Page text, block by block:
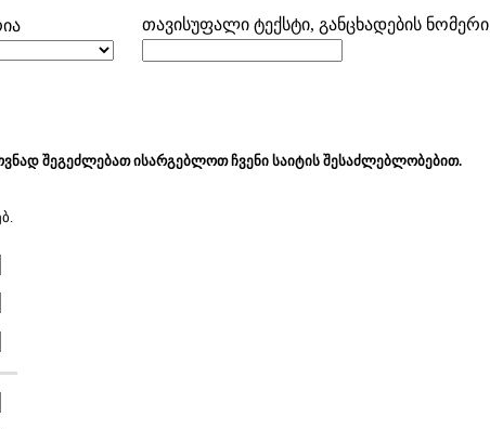
თავისუფალი ტექსტი, განცხადების ნომერი
შეგეძლებათ ისარგებლოთ ჩვენი საიტის შესაძლებლობებით.